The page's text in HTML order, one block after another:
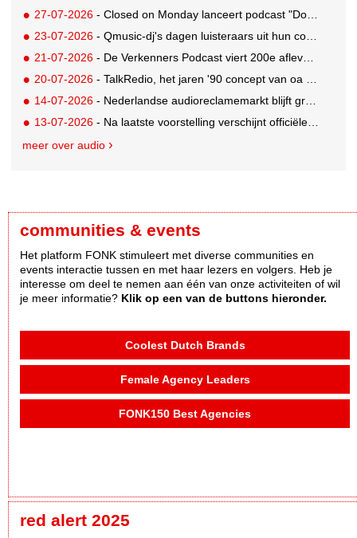
27-07-2026 - Closed on Monday lanceert podcast "Dood op Dinsdag" met knipoog naar de reclameindustrie
23-07-2026 - Qmusic-dj's dagen luisteraars uit hun controle over eigen agenda volledig weg te geven
21-07-2026 - De Verkenners Podcast viert 200e aflevering als podium voor het agencylandschap
20-07-2026 - TalkRedio, het jaren '90 concept van oa Theo van Gogh, Jan Lenferink en Beau van Erven Dorens, herleeft in eigentijds format
14-07-2026 - Nederlandse audioreclamemarkt blijft groeien, retail nog altijd grootste branche
13-07-2026 - Na laatste voorstelling verschijnt officiële podcast over Soldaat van Oranje - De Musical
meer over audio
communities & events
Het platform FONK stimuleert met diverse communities en
events interactie tussen en met haar lezers en volgers. Heb je
interesse om deel te nemen aan één van onze activiteiten of wil
je meer informatie? Klik op een van de buttons hieronder.
Coolest Dutch Brands
Female Agency Leaders
FONK150 Best Agencies
red alert 2025